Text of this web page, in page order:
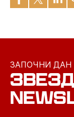
ЗАПОЧНИ ДАН